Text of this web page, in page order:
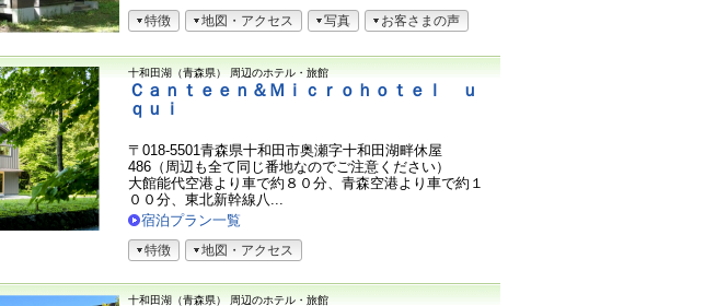
声特徴 地図・アクセス 写真 お客さまの声
十和田湖（青森県） 周辺のホテル・旅館
Ｃａｎｔｅｅｎ＆Ｍｉｃｒｏｈｏｔｅｌ ｕ
ｑｕｉ
〒018-5501青森県十和田市奥瀬字十和田湖畔休屋
486（周辺も全て同じ番地なのでご注意ください）
大館能代空港より車で約８０分、青森空港より車で約１
００分、東北新幹線八...
宿泊プラン一覧
特徴 地図・アクセス
十和田湖（青森県） 周辺のホテル・旅館